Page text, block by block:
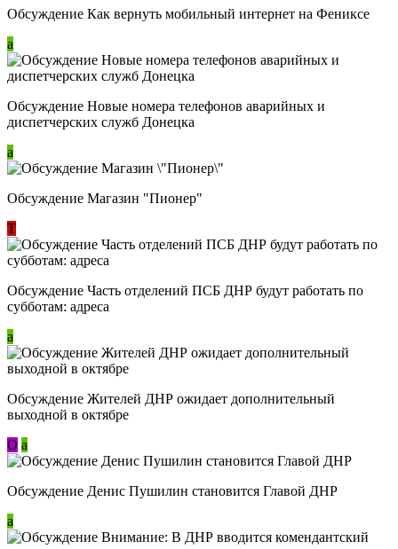
Обсуждение Как вернуть мобильный интернет на Фениксе
a
Обсуждение Новые номера телефонов аварийных и
диспетчерских служб Донецка
a
Обсуждение Магазин "Пионер"
Т
Обсуждение Часть отделений ПСБ ДНР будут работать по
субботам: адреса
a
Обсуждение Жителей ДНР ожидает дополнительный
выходной в октябре
О a
Обсуждение Денис Пушилин становится Главой ДНР
a